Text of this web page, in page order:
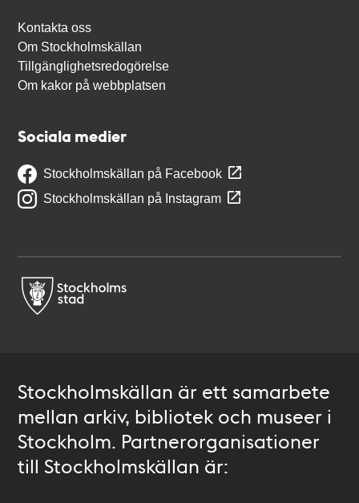
Kontakta oss
Om Stockholmskällan
Tillgänglighetsredogörelse
Om kakor på webbplatsen
Sociala medier
Stockholmskällan på Facebook
Stockholmskällan på Instagram
Stockholmskällan är ett samarbete
mellan arkiv, bibliotek och museer i
Stockholm. Partnerorganisationer
till Stockholmskällan är: